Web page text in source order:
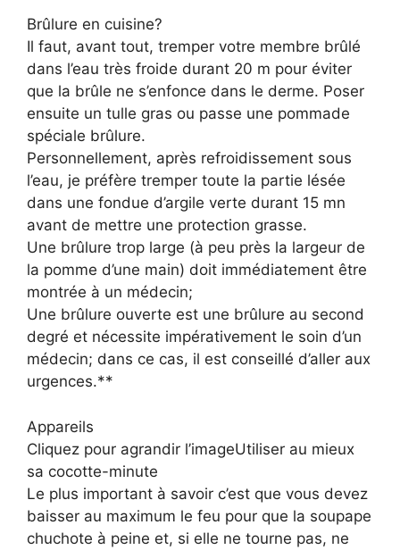
Brûlure en cuisine?
Il faut, avant tout, tremper votre membre brûlé
dans l’eau très froide durant 20 m pour éviter
que la brûle ne s’enfonce dans le derme. Poser
ensuite un tulle gras ou passe une pommade
spéciale brûlure.
Personnellement, après refroidissement sous
l’eau, je préfère tremper toute la partie lésée
dans une fondue d’argile verte durant 15 mn
avant de mettre une protection grasse.
Une brûlure trop large (à peu près la largeur de
la pomme d’une main) doit immédiatement être
montrée à un médecin;
Une brûlure ouverte est une brûlure au second
degré et nécessite impérativement le soin d’un
médecin; dans ce cas, il est conseillé d’aller aux
urgences.**
Appareils
Cliquez pour agrandir l’imageUtiliser au mieux
sa cocotte-minute
Le plus important à savoir c’est que vous devez
baisser au maximum le feu pour que la soupape
chuchote à peine et, si elle ne tourne pas, ne